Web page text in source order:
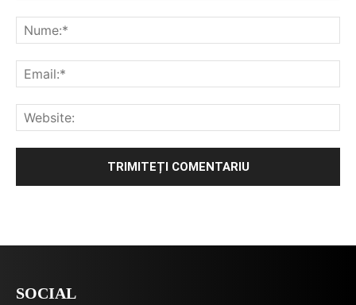
SOCIAL